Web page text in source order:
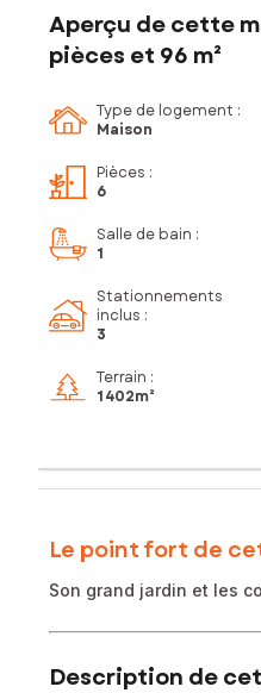
Aperçu de cette
pièces et 96 m²
Type de logement :
Maison
Pièces :
6
Salle de bain :
1
Stationnements
inclus :
3
Terrain :
1 402m²
Le point fort de
Son grand jardin et les
Description de